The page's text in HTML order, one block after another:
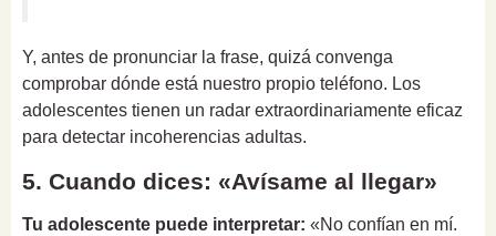
Y, antes de pronunciar la frase, quizá convenga
comprobar dónde está nuestro propio teléfono. Los
adolescentes tienen un radar extraordinariamente eficaz
para detectar incoherencias adultas.
5. Cuando dices: «Avísame al llegar»
Tu adolescente puede interpretar: «No confían en mí.